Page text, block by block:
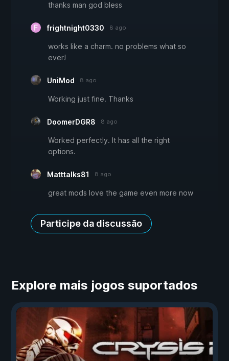
thanks man god bless
frightnight0330 8 ago
works like a charm. no problems what so
ever!
UniMod 8 ago
Working just fine. Thanks
DoomerDGR8 8 ago
Worked perfectly. It has all the right
options.
Matttalks81 8 ago
great mods love the game even more now
Participe da discussão
Explore mais jogos suportados